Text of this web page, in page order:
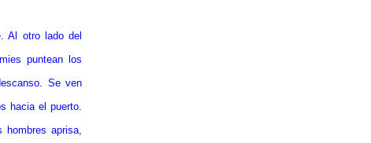
Al otro lado del
puntean los
Se ven
hacia el puerto.
aprisa,